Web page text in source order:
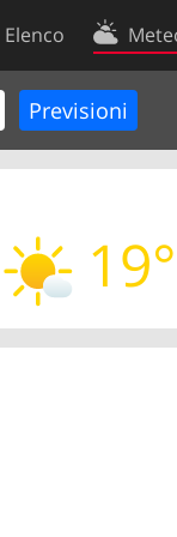
Elenco
19°
Contatti
Condizioni